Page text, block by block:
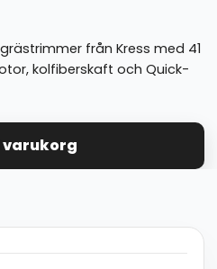
från Kress med 41
kolfiberskaft och Quick-
varukorg